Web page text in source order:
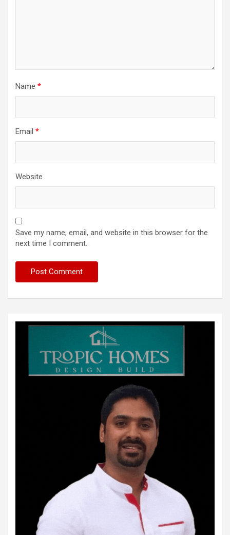
Name *
Email *
Website
Save my name, email, and website in this browser for the
next time I comment.